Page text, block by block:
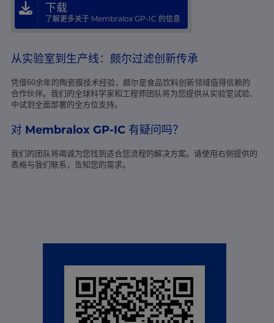
下载
了解更多关于 Membralox GP-IC 的信息
从实验室到生产线：颇尔过滤创新传承
凭借60余年的陶瓷膜技术经验，颇尔是食品饮料创新领域值得信赖的
合作伙伴。我们的全球科学家和工程师团队将为您提供从实验室试验、
中试到全面部署的全方位支持。
对 Membralox GP-IC 有疑问吗？
我们的团队将竭诚为您找到适合您流程的解决方案。请使用右侧提供的
表格与我们联系，告知您的需求。